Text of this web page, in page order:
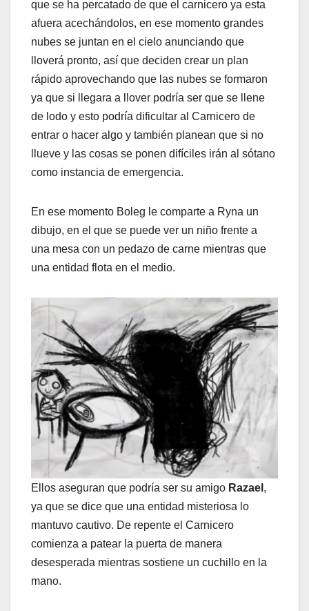
que se ha percatado de que el carnicero ya esta
afuera acechándolos, en ese momento grandes
nubes se juntan en el cielo anunciando que
lloverá pronto, así que deciden crear un plan
rápido aprovechando que las nubes se formaron
ya que si llegara a llover podría ser que se llene
de lodo y esto podría dificultar al Carnicero de
entrar o hacer algo y también planean que si no
llueve y las cosas se ponen difíciles irán al sótano
como instancia de emergencia.
En ese momento Boleg le comparte a Ryna un
dibujo, en el que se puede ver un niño frente a
una mesa con un pedazo de carne mientras que
una entidad flota en el medio.
Ellos aseguran que podría ser su amigo Razael ,
ya que se dice que una entidad misteriosa lo
mantuvo cautivo. De repente el Carnicero
comienza a patear la puerta de manera
desesperada mientras sostiene un cuchillo en la
mano.